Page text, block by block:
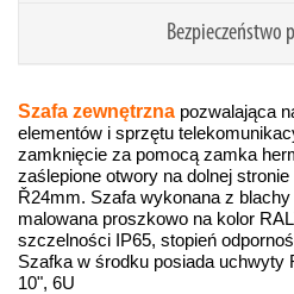
Bezpieczeństwo
Szafa zewnętrzna pozwalająca
elementów i sprzętu
zamknięcie za pomocą zamka
zaślepione otwory na dolnej
Ř24mm. Szafa wykonana z
malowana proszkowo na kolor
szczelności IP65, stopień
Szafka w środku posiada uchwyty
10", 6U